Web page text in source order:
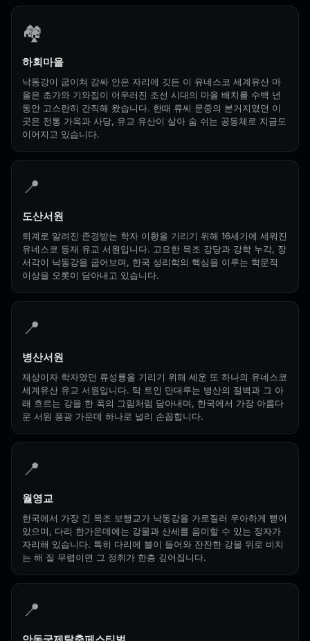
🏘️
하회마을
낙동강이 굽이쳐 감싸 안은 자리에 깃든 이 유네스코 세계유산 마
을은 초가와 기와집이 어우러진 조선 시대의 마을 배치를 수백 년
동안 고스란히 간직해 왔습니다. 한때 류씨 문중의 본거지였던 이
곳은 전통 가옥과 사당, 유교 유산이 살아 숨 쉬는 공동체로 지금도
이어지고 있습니다.
📍
도산서원
퇴계로 알려진 존경받는 학자 이황을 기리기 위해 16세기에 세워진
유네스코 등재 유교 서원입니다. 고요한 목조 강당과 강학 누각, 장
서각이 낙동강을 굽어보며, 한국 성리학의 핵심을 이루는 학문적
이상을 오롯이 담아내고 있습니다.
📍
병산서원
재상이자 학자였던 류성룡을 기리기 위해 세운 또 하나의 유네스코
세계유산 유교 서원입니다. 탁 트인 만대루는 병산의 절벽과 그 아
래 흐르는 강을 한 폭의 그림처럼 담아내며, 한국에서 가장 아름다
운 서원 풍광 가운데 하나로 널리 손꼽힙니다.
📍
월영교
한국에서 가장 긴 목조 보행교가 낙동강을 가로질러 우아하게 뻗어
있으며, 다리 한가운데에는 강물과 산세를 음미할 수 있는 정자가
자리해 있습니다. 특히 다리에 불이 들어와 잔잔한 강물 위로 비치
는 해 질 무렵이면 그 정취가 한층 깊어집니다.
📍